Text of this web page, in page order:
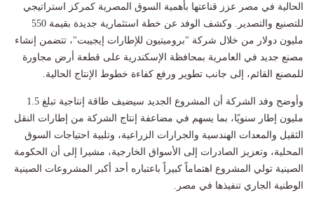
الحالية في مصر عزز قناعتها بأهمية السوق المصرية كمركز استراتيجي
للتصنيع والتصدير. وكشف الوفد عن خطة استثمارية جديدة بقيمة 550
مليون دولار من خلال شركة "بروميتيون للإطارات إيجيبت"، تتضمن إنشاء
مصنع جديد في العامرية بمحافظة الإسكندرية على قطعة أرض مجاورة
للمصنع القائم، إلى جانب تطوير ورفع كفاءة خطوط الإنتاج الحالية.
وأوضح وفد الشركة أن المشروع الجديد سيضيف طاقة إنتاجية تبلغ 1.5
مليون إطار سنويًا، بما يسهم في مضاعفة إنتاج الشركة من إطارات النقل
الثقيل والمعدات الهندسية والجرارات الزراعية، وتلبية احتياجات السوق
المحلية، وتعزيز الصادرات إلى الأسواق الخارجية، مشيرا إلى أن الحكومة
الصينية تولي المشروع اهتماماً كبيراً باعتباره أحد أكبر المشروعات الصينية
الوطنية الجاري تنفيذها في مصر.